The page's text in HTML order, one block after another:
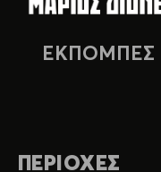
ΕΚΠΟΜΠΕΣ
ΠΕΡΙΟΧΕΣ